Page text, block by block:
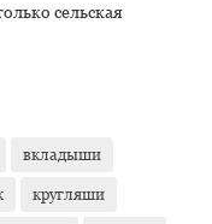
сельская
вкладыши
кругляши